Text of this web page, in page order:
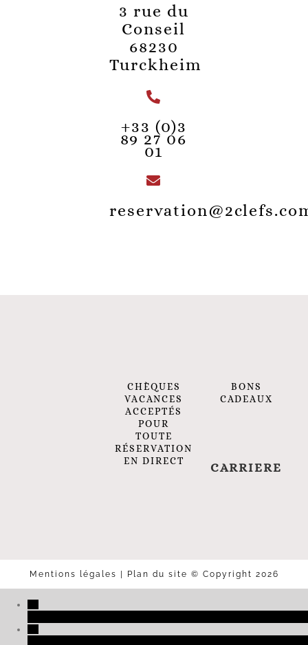
3 rue du
Conseil
68230
Turckheim
+33 (0)3
89 27 06
01
CHÈQUES
VACANCES
ACCEPTÉS
POUR
TOUTE
RÉSERVATION
EN DIRECT
BONS
CADEAUX
CARRIERE
Mentions légales | Plan du site © Copyright 2026